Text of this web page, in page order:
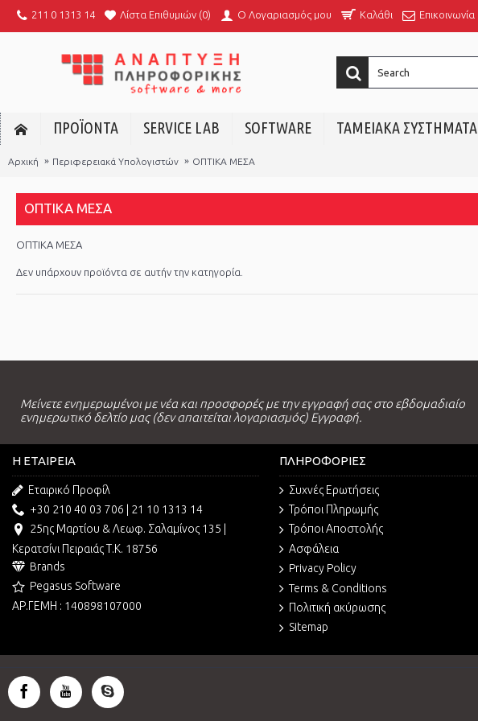
211 0 1313 14 Λίστα Επιθυμιών (0) O Λογαριασμός μου Καλάθι Επικοινωνία
ΠΡΟΪΟΝΤΑ SERVICE LAB SOFTWARE ΤΑΜΕΙΑΚΑ ΣΥΣΤΗΜΑΤΑ
Αρχική Περιφερειακά Υπολογιστών ΟΠΤΙΚΑ ΜΕΣΑ
ΟΠΤΙΚΑ ΜΕΣΑ
ΟΠΤΙΚΑ ΜΕΣΑ
Δεν υπάρχουν προϊόντα σε αυτήν την κατηγορία.
Μείνετε ενημερωμένοι με νέα και προσφορές με την εγγραφή σας στο εβδομαδιαίο
ενημερωτικό δελτίο μας (δεν απαιτείται λογαριασμός) Εγγραφή.
Η ΕΤΑΙΡΕΊΑ
Εταιρικό Προφίλ
+30 210 40 03 706 | 21 10 1313 14
25ης Μαρτίου & Λεωφ. Σαλαμίνος 135 |
Κερατσίνι Πειραιάς Τ.Κ. 18756
Brands
Pegasus Software
ΑΡ.ΓΕΜΗ : 140898107000
ΠΛΗΡΟΦΟΡΊΕΣ
Συχνές Ερωτήσεις
Τρόποι Πληρωμής
Τρόποι Αποστολής
Ασφάλεια
Privacy Policy
Terms & Conditions
Πολιτική ακύρωσης
Sitemap